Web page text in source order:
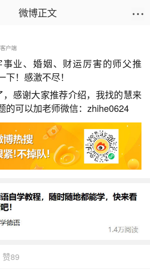
11月猴2026年运势如何？
07-08 15:30:40 28 10 赞
11月猴2026年运势如何？都是很
微博正文
户端
业、婚姻、财运厉害的师父推
！感激不尽！
，感谢大家推荐介绍，我找的慧来
的可以加老师微信：zhihe0624
赞89